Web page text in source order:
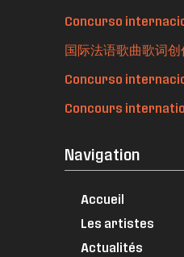
Concurso
国际法语歌曲歌词创
Concurso
Concours
Navigation
Accueil
Les artistes
Actualités